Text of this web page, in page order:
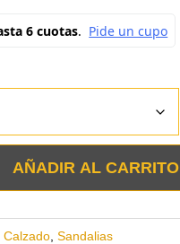
AÑADIR AL CARRITO
Calzado, Sandalias